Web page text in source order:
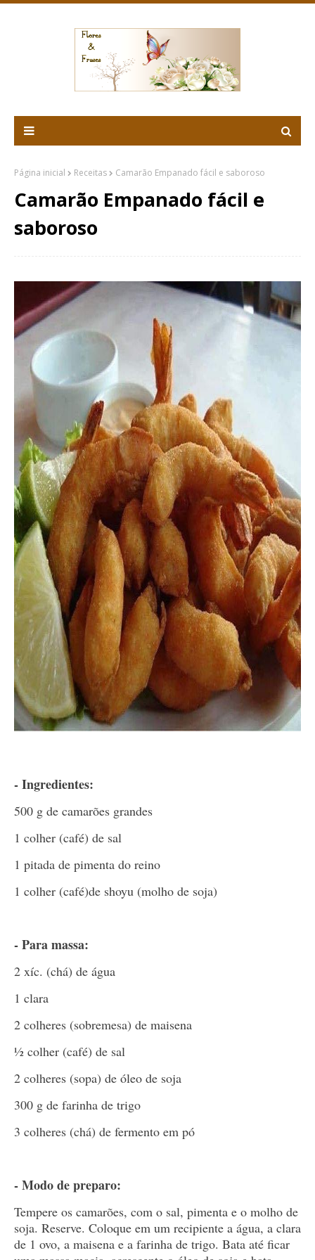
Página inicial Receitas Camarão Empanado fácil e saboroso
Camarão Empanado fácil e
saboroso
- Ingredientes:
500 g de camarões grandes
1 colher (café) de sal
1 pitada de pimenta do reino
1 colher (café)de shoyu (molho de soja)
- Para massa:
2 xíc. (chá) de água
1 clara
2 colheres (sobremesa) de maisena
½ colher (café) de sal
2 colheres (sopa) de óleo de soja
300 g de farinha de trigo
3 colheres (chá) de fermento em pó
- Modo de preparo:
Tempere os camarões, com o sal, pimenta e o molho de
soja. Reserve. Coloque em um recipiente a água, a clara
de 1 ovo, a maisena e a farinha de trigo. Bata até ficar